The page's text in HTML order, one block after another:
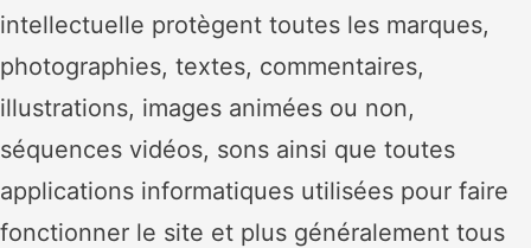
intellectuelle protègent toutes les marques,
photographies, textes, commentaires,
illustrations, images animées ou non,
séquences vidéos, sons ainsi que toutes
applications informatiques utilisées pour faire
fonctionner le site et plus généralement tous